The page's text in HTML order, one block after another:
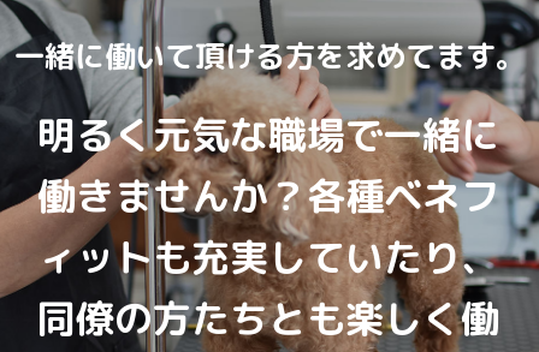
一緒に働いて頂ける方を求めてます。
明るく元気な職場で一緒に
働きませんか？各種ベネフ
ィットも充実していたり、
同僚の方たちとも楽しく働